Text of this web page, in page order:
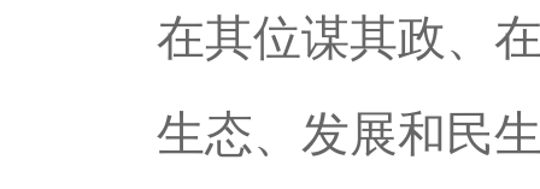
在其位谋其政、
生态、发展和民